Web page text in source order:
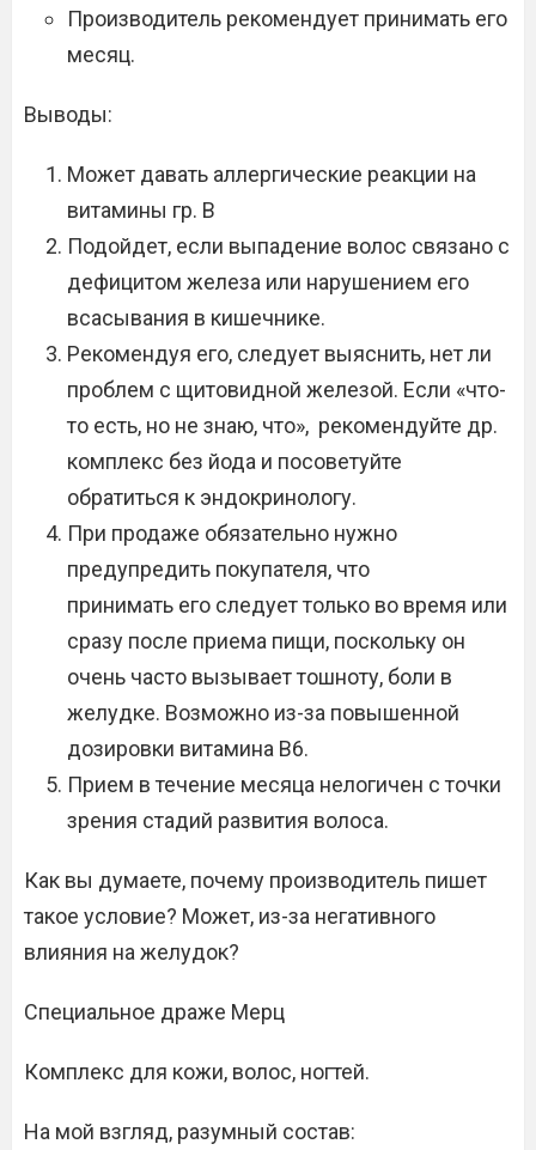
Производитель рекомендует принимать его
месяц.
Выводы:
Может давать аллергические реакции на
витамины гр. В
Подойдет, если выпадение волос связано с
дефицитом железа или нарушением его
всасывания в кишечнике.
Рекомендуя его, следует выяснить, нет ли
проблем с щитовидной железой. Если «что-
то есть, но не знаю, что», рекомендуйте др.
комплекс без йода и посоветуйте
обратиться к эндокринологу.
При продаже обязательно нужно
предупредить покупателя, что
принимать его следует только во время или
сразу после приема пищи, поскольку он
очень часто вызывает тошноту, боли в
желудке. Возможно из-за повышенной
дозировки витамина В6.
Прием в течение месяца нелогичен с точки
зрения стадий развития волоса.
Как вы думаете, почему производитель пишет
такое условие? Может, из-за негативного
влияния на желудок?
Специальное драже Мерц
Комплекс для кожи, волос, ногтей.
На мой взгляд, разумный состав: